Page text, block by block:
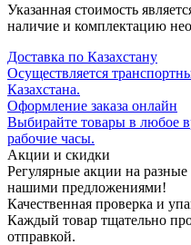
Указанная стоимость
наличие и комплектацию
Доставка по Казахстану
Осуществляется
Казахстана.
Оформление заказа онлайн
Выбирайте товары в любое
рабочие часы.
Акции и скидки
Регулярные акции на разные
нашими предложениями!
Качественная проверка и
Каждый товар тщательно
отправкой.